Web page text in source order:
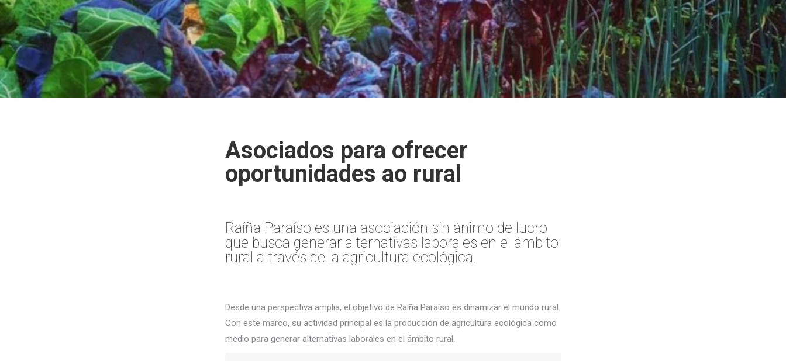
Asociados para ofrecer
oportunidades ao rural
Raíña Paraíso es una asociación sin ánimo de lucro
que busca generar alternativas laborales en el ámbito
rural a través de la agricultura ecológica.
Desde una perspectiva amplia, el objetivo de Raíña Paraíso es dinamizar el mundo rural.
Con este marco, su actividad principal es la producción de agricultura ecológica como
medio para generar alternativas laborales en el ámbito rural.